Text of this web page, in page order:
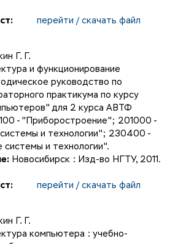
перейти / скачать файл
Г. Г.
и функционирование
руководство по
практикума по курсу
для 2 курса АВТФ
- "Приборостроение"; 201000 -
и технологии"; 230400 -
и технологии".
Новосибирск : Изд-во НГТУ, 2011.
перейти / скачать файл
Г. Г.
компьютера : учебно-